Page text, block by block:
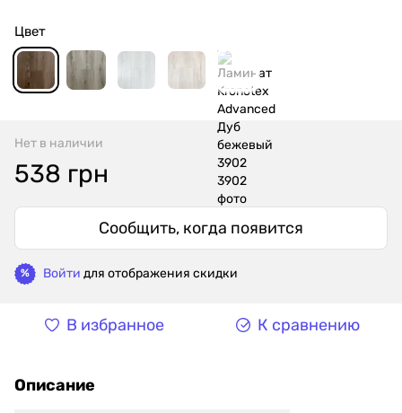
Цвет
Нет в наличии
538 грн
Сообщить, когда появится
% Войти для отображения скидки
В избранное К сравнению
Описание